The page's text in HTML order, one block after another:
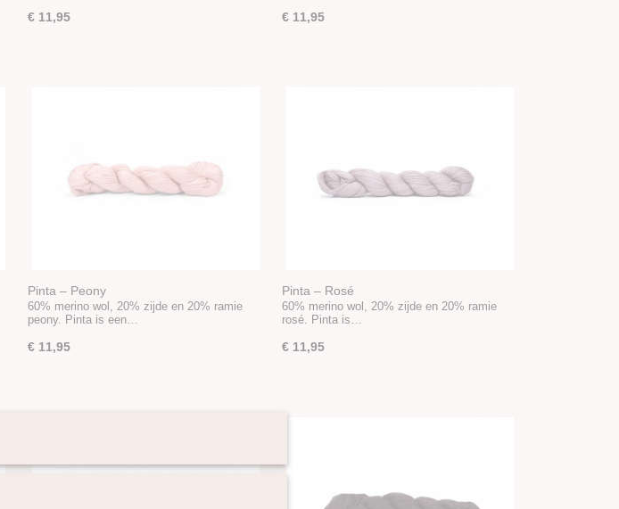
€ 11,95 € 11,95
Pinta – Peony
60% merino wol, 20% zijde en 20% ramie
peony. Pinta is een…
€ 11,95
Pinta – Rosé
60% merino wol, 20% zijde en 20% ramie
rosé. Pinta is…
€ 11,95